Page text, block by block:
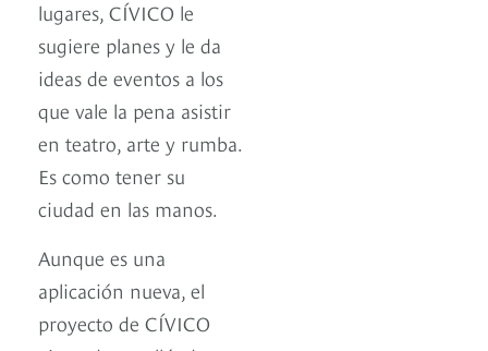
lugares, CÍVICO le
sugiere planes y le da
ideas de eventos a los
que vale la pena asistir
en teatro, arte y rumba.
Es como tener su
ciudad en las manos.
Aunque es una
aplicación nueva, el
proyecto de CÍVICO